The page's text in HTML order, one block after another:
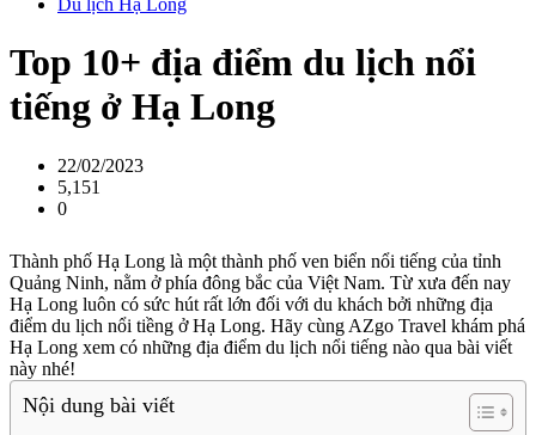
Du lịch Hạ Long
Top 10+ địa điểm du lịch nổi
tiếng ở Hạ Long
22/02/2023
5,151
0
Thành phố Hạ Long là một thành phố ven biển nổi tiếng của tỉnh
Quảng Ninh, nằm ở phía đông bắc của Việt Nam. Từ xưa đến nay
Hạ Long luôn có sức hút rất lớn đối với du khách bởi những địa
điểm du lịch nổi tiềng ở Hạ Long. Hãy cùng AZgo Travel khám phá
Hạ Long xem có những địa điểm du lịch nổi tiếng nào qua bài viết
này nhé!
Nội dung bài viết